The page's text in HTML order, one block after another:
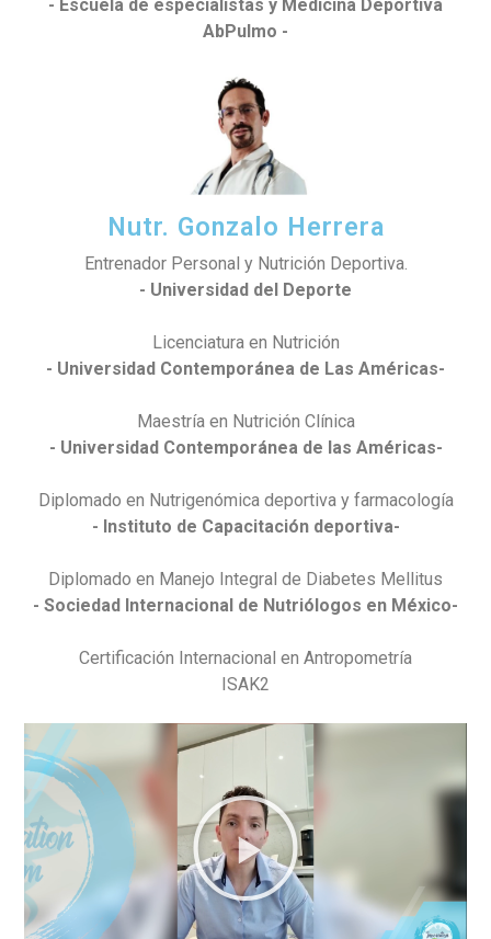
- Escuela de especialistas y Medicina Deportiva
AbPulmo -
Nutr. Gonzalo Herrera
Entrenador Personal y Nutrición Deportiva.
- Universidad del Deporte
Licenciatura en Nutrición
- Universidad Contemporánea de Las Américas-
Maestría en Nutrición Clínica
- Universidad Contemporánea de las Américas-
Diplomado en Nutrigenómica deportiva y farmacología
- Instituto de Capacitación deportiva-
Diplomado en Manejo Integral de Diabetes Mellitus
- Sociedad Internacional de Nutriólogos en México-
Certificación Internacional en Antropometría
ISAK2